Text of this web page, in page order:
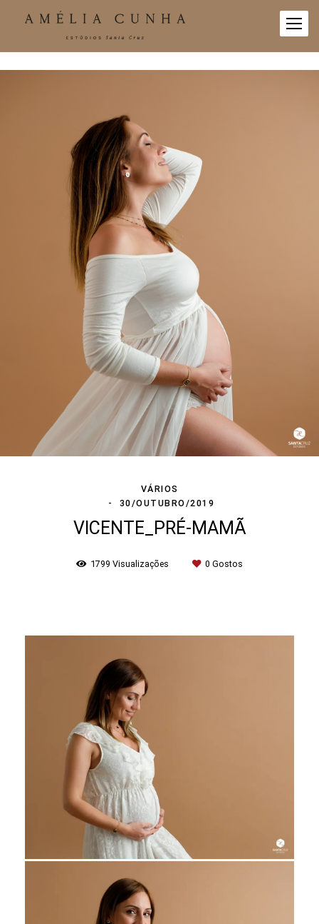
VÁRIOS
30/OUTUBRO/2019
VICENTE_PRÉ-MAMÃ
1799 Visualizações 0 Gostos